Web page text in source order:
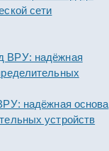
сети
надёжная основа
устройств